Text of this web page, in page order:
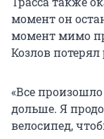
момент он
момент мимо
Козлов потерял
«Все
дольше. Я
велосипед,